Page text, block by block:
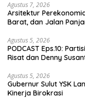
Agustus 7, 2026
Arsitektur
Barat, dan Jalan
Agustus 5, 2026
PODCAST Eps.10:
Risat dan Denny
Agustus 5, 2026
Gubernur Sulut YSK Lantik Tiga Pejabat Eselon II, Perkuat
Kinerja Birokrasi